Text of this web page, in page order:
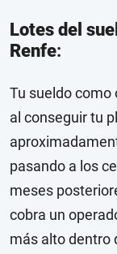
Lotes del
Renfe:
Tu sueldo como
al conseguir tu
pasando a los
meses
cobra un
más alto dentro